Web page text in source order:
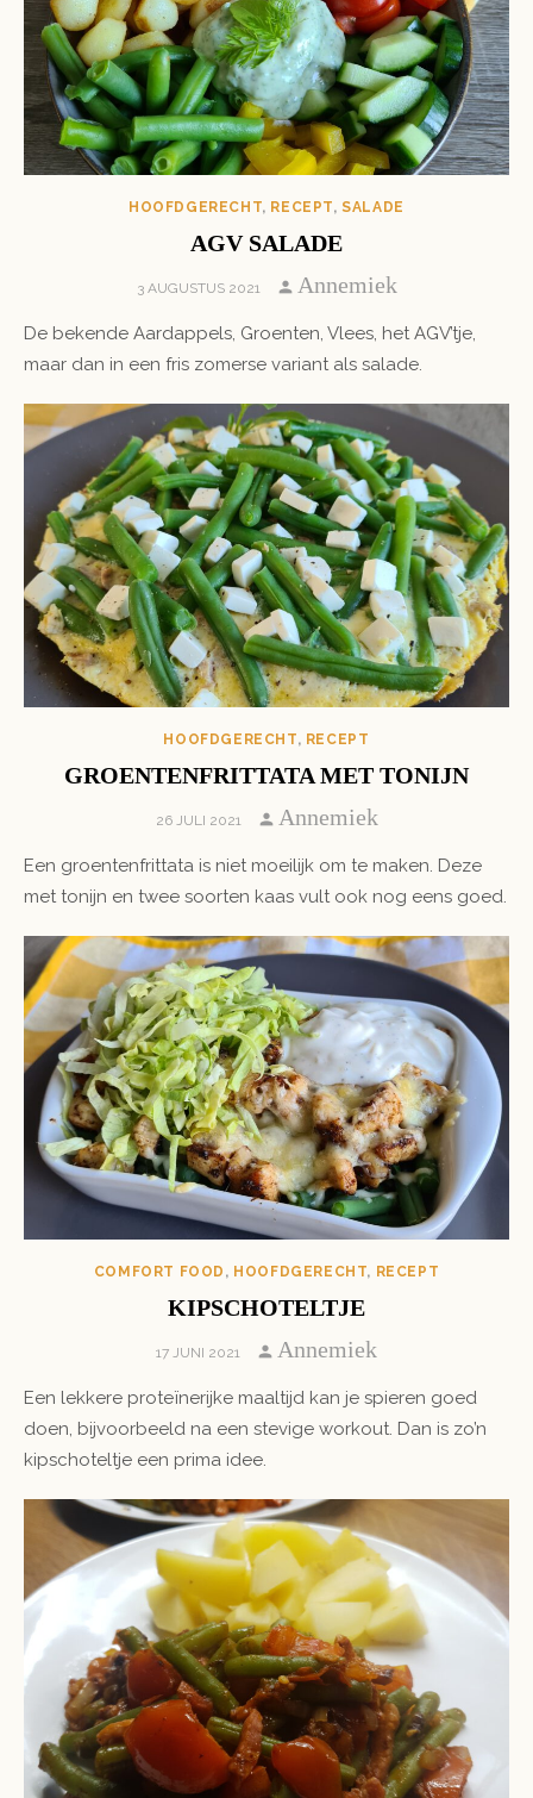
HOOFDGERECHT, RECEPT,SALADE
AGV SALADE
POSTED
3 AUGUSTUS 2021 Author
Annemiek
De bekende Aardappels, Groenten, Vlees, het AGV’tje,
maar dan in een fris zomerse variant als salade.
HOOFDGERECHT, RECEPT
GROENTENFRITTATA MET TONIJN
POSTED
26 JULI 2021 Author
Annemiek
Een groentenfrittata is niet moeilijk om te maken. Deze
met tonijn en twee soorten kaas vult ook nog eens goed.
COMFORT FOOD , HOOFDGERECHT, RECEPT
KIPSCHOTELTJE
POSTED
17 JUNI 2021 Author
Annemiek
Een lekkere proteïnerijke maaltijd kan je spieren goed
doen, bijvoorbeeld na een stevige workout. Dan is zo’n
kipschoteltje een prima idee.